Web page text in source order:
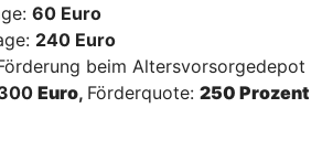
60 Euro
240 Euro
beim Altersvorsorgedepot
Euro, Förderquote: 250 Prozent